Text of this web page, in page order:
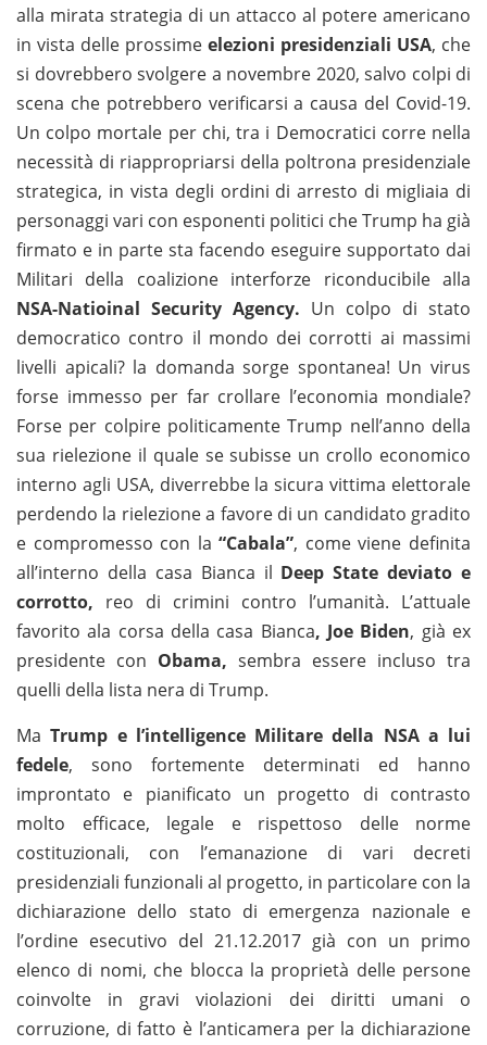
alla mirata strategia di un attacco al potere americano
in vista delle prossime elezioni presidenziali USA, che
si dovrebbero svolgere a novembre 2020, salvo colpi di
scena che potrebbero verificarsi a causa del Covid-19.
Un colpo mortale per chi, tra i Democratici corre nella
necessità di riappropriarsi della poltrona presidenziale
strategica, in vista degli ordini di arresto di migliaia di
personaggi vari con esponenti politici che Trump ha già
firmato e in parte sta facendo eseguire supportato dai
Militari della coalizione interforze riconducibile alla
NSA-Natioinal Security Agency. Un colpo di stato
democratico contro il mondo dei corrotti ai massimi
livelli apicali? la domanda sorge spontanea! Un virus
forse immesso per far crollare l’economia mondiale?
Forse per colpire politicamente Trump nell’anno della
sua rielezione il quale se subisse un crollo economico
interno agli USA, diverrebbe la sicura vittima elettorale
perdendo la rielezione a favore di un candidato gradito
e compromesso con la“Cabala”, come viene definita
all’interno della casa Bianca il Deep State deviato e
corrotto, reo di crimini contro l’umanità. L’attuale
favorito ala corsa della casa Bianca, Joe Biden, già ex
presidente con Obama, sembra essere incluso tra
quelli della lista nera di Trump.
MaTrump e l’intelligence Militare della NSA a lui
fedele, sono fortemente determinati ed hanno
improntato e pianificato un progetto di contrasto
molto efficace, legale e rispettoso delle norme
costituzionali, con l’emanazione di vari decreti
presidenziali funzionali al progetto, in particolare con la
dichiarazione dello stato di emergenza nazionale e
l’ordine esecutivo del 21.12.2017 già con un primo
elenco di nomi, che blocca la proprietà delle persone
coinvolte in gravi violazioni dei diritti umani o
corruzione, di fatto è l’anticamera per la dichiarazione